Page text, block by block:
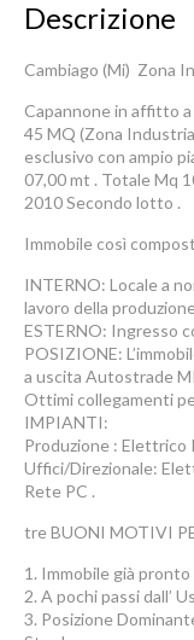
Descrizione
Cambiago (Mi)  Zona
Capannone in affitto
45 MQ (Zona
esclusivo con ampio
07,00 mt . Totale Mq
2010 Secondo lotto .
Immobile così
INTERNO: Locale a
lavoro della
ESTERNO: Ingresso
POSIZIONE:
a uscita Autostrade
Ottimi collegamenti
IMPIANTI:
Produzione : Elettrico
Uffici/Direzionale:
Rete PC .
tre BUONI MOTIVI
1. Immobile già
2. A pochi passi dall’
3. Posizione